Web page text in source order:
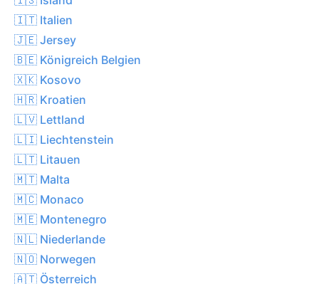
🇮🇹 Italien
🇯🇪 Jersey
🇧🇪 Königreich Belgien
🇽🇰 Kosovo
🇭🇷 Kroatien
🇱🇻 Lettland
🇱🇮 Liechtenstein
🇱🇹 Litauen
🇲🇹 Malta
🇲🇨 Monaco
🇲🇪 Montenegro
🇳🇱 Niederlande
🇳🇴 Norwegen
🇦🇹 Österreich